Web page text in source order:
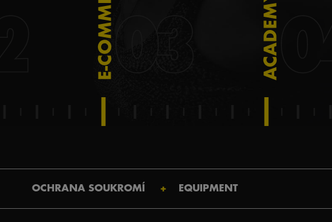
OCHRANA SOUKROMÍ EQUIPMENT